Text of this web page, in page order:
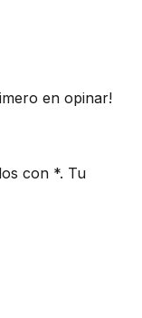
en opinar!
con *. Tu